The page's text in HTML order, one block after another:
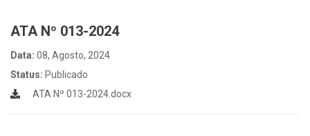
ATA Nº 013-2024
Data: 08, Agosto, 2024
Status: Publicado
ATA Nº 013-2024.docx